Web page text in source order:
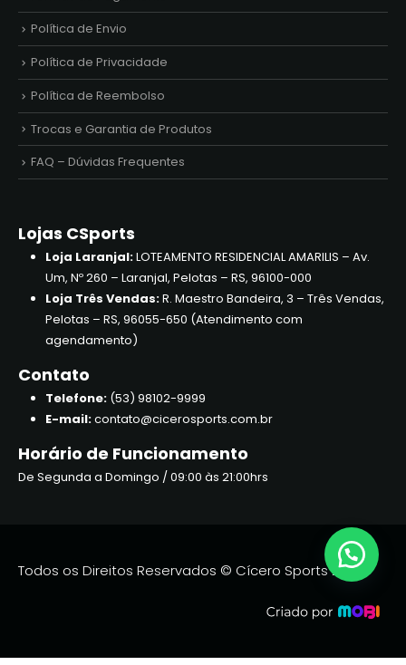
Política de Envio
Política de Privacidade
Política de Reembolso
Trocas e Garantia de Produtos
FAQ – Dúvidas Frequentes
Lojas CSports
Loja Laranjal:LOTEAMENTO RESIDENCIAL AMARILIS – Av.
Um, Nº 260 – Laranjal, Pelotas – RS, 96100-000
Loja Três Vendas:R. Maestro Bandeira, 3 – Três Vendas,
Pelotas – RS, 96055-650 (Atendimento com
agendamento)
Contato
Telefone:(53) 98102-9999
E-mail:contato@cicerosports.com.br
Horário de Funcionamento
De Segunda a Domingo / 09:00 às 21:00hrs
Todos os Direitos Reservados © Cícero Sports 2026.